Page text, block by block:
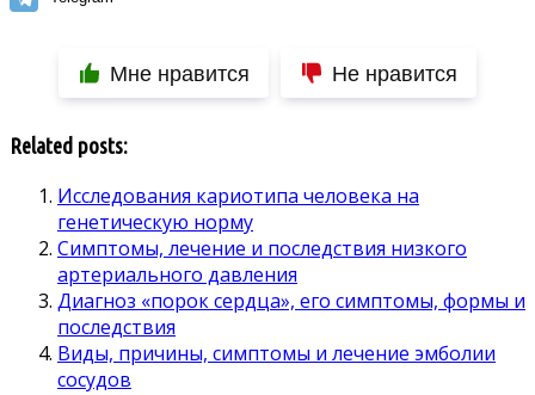
Мне нравится Не нравится
Related posts:
Исследования кариотипа человека на
генетическую норму
Симптомы, лечение и последствия низкого
артериального давления
Диагноз «порок сердца», его симптомы, формы и
последствия
Виды, причины, симптомы и лечение эмболии
сосудов